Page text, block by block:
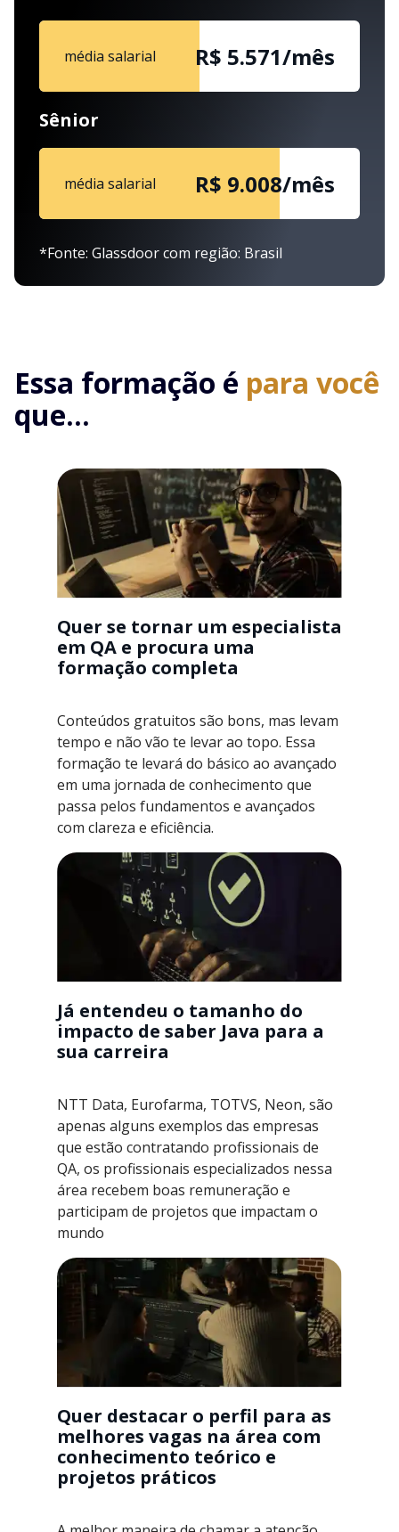
média salarial R$ 5.571/mês
Sênior
média salarial R$ 9.008/mês
*Fonte: Glassdoor com região: Brasil
Essa formação é para você
que...
Quer se tornar um especialista
em QA e procura uma
formação completa
Conteúdos gratuitos são bons, mas levam
tempo e não vão te levar ao topo. Essa
formação te levará do básico ao avançado
em uma jornada de conhecimento que
passa pelos fundamentos e avançados
com clareza e eficiência.
Já entendeu o tamanho do
impacto de saber Java para a
sua carreira
NTT Data, Eurofarma, TOTVS, Neon, são
apenas alguns exemplos das empresas
que estão contratando profissionais de
QA, os profissionais especializados nessa
área recebem boas remuneração e
participam de projetos que impactam o
mundo
Quer destacar o perfil para as
melhores vagas na área com
conhecimento teórico e
projetos práticos